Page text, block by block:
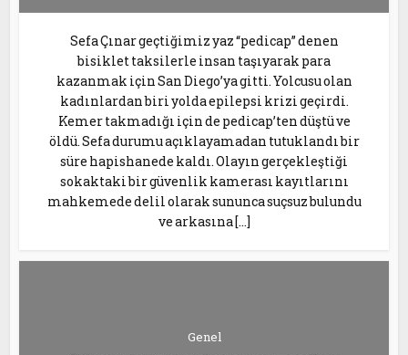
Sefa Çınar geçtiğimiz yaz “pedicap” denen
bisiklet taksilerle insan taşıyarak para
kazanmak için San Diego’ya gitti. Yolcusu olan
kadınlardan biri yolda epilepsi krizi geçirdi.
Kemer takmadığı için de pedicap’ten düştü ve
öldü. Sefa durumu açıklayamadan tutuklandı bir
süre hapishanede kaldı. Olayın gerçekleştiği
sokaktaki bir güvenlik kamerası kayıtlarını
mahkemede delil olarak sununca suçsuz bulundu
ve arkasına […]
Genel